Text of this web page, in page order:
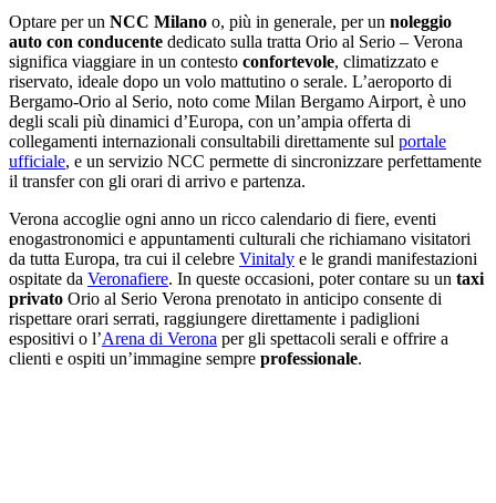
Optare per un NCC Milano o, più in generale, per un noleggio
auto con conducente dedicato sulla tratta Orio al Serio – Verona
significa viaggiare in un contesto confortevole, climatizzato e
riservato, ideale dopo un volo mattutino o serale. L’aeroporto di
Bergamo-Orio al Serio, noto come Milan Bergamo Airport, è uno
degli scali più dinamici d’Europa, con un’ampia offerta di
collegamenti internazionali consultabili direttamente sul portale
ufficiale, e un servizio NCC permette di sincronizzare perfettamente
il transfer con gli orari di arrivo e partenza.
Verona accoglie ogni anno un ricco calendario di fiere, eventi
enogastronomici e appuntamenti culturali che richiamano visitatori
da tutta Europa, tra cui il celebre Vinitaly e le grandi manifestazioni
ospitate da Veronafiere. In queste occasioni, poter contare su un taxi
privato Orio al Serio Verona prenotato in anticipo consente di
rispettare orari serrati, raggiungere direttamente i padiglioni
espositivi o l’Arena di Verona per gli spettacoli serali e offrire a
clienti e ospiti un’immagine sempre professionale.